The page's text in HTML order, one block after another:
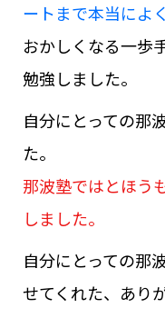
ートまで本当によ
おかしくなる一歩
勉強しました。
自分にとっての那
た。
那波塾ではとほう
しました。
自分にとっての那
せてくれた、あり